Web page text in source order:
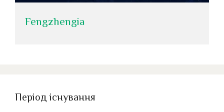
Fengzhengia
Період існування